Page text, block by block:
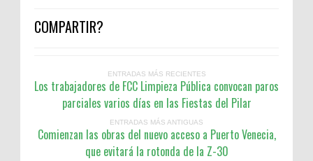
COMPARTIR?
ENTRADAS MÁS RECIENTES
Los trabajadores de FCC Limpieza Pública convocan paros
parciales varios días en las Fiestas del Pilar
ENTRADAS MÁS ANTIGUAS
Comienzan las obras del nuevo acceso a Puerto Venecia,
que evitará la rotonda de la Z-30